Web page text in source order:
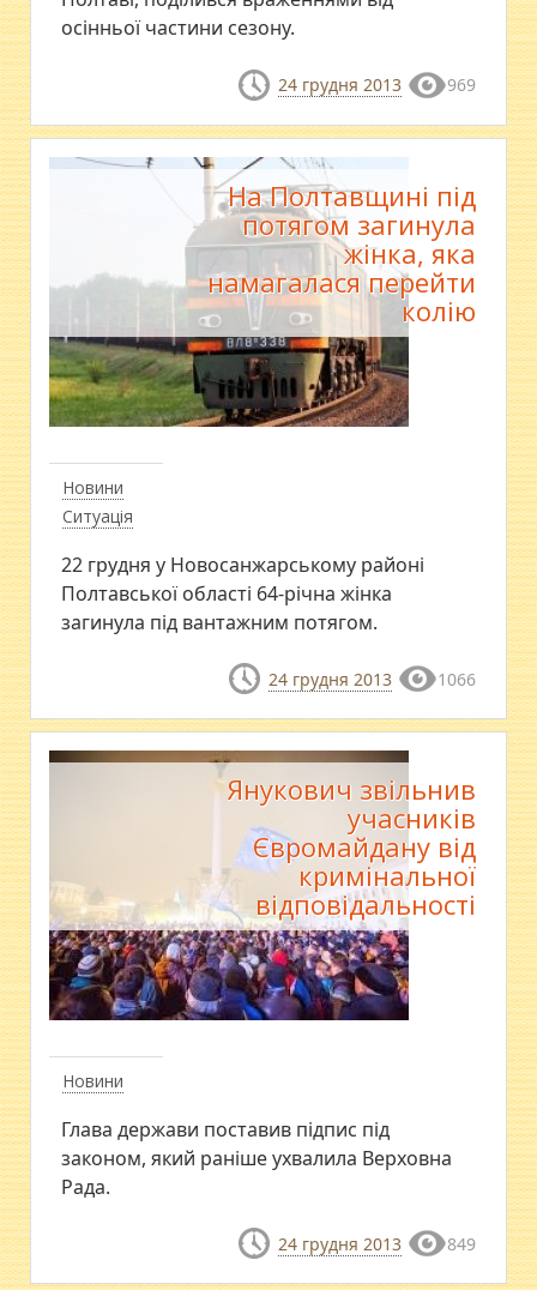
осінньої частини сезону.
24 грудня 2013 969
Новини
Ситуація
На Полтавщині під
потягом загинула
жінка, яка
намагалася перейти
колію
22 грудня у Новосанжарському районі
Полтавської області 64-річна жінка
загинула під вантажним потягом.
24 грудня 2013 1066
Новини
Янукович звільнив
учасників
Євромайдану від
кримінальної
відповідальності
Глава держави поставив підпис під
законом, який раніше ухвалила Верховна
Рада.
24 грудня 2013 849